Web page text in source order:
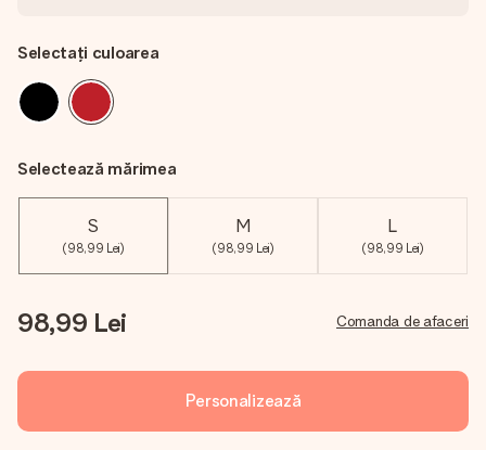
Selectați culoarea
Selectează mărimea
S
(98,99 Lei)
M
(98,99 Lei)
L
(98,99 Lei)
98,99 Lei Comanda de afaceri
Personalizează